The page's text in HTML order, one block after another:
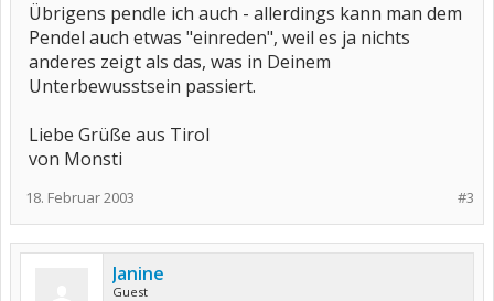
Übrigens pendle ich auch - allerdings kann man dem
Pendel auch etwas "einreden", weil es ja nichts
anderes zeigt als das, was in Deinem
Unterbewusstsein passiert.
Liebe Grüße aus Tirol
von Monsti
#3
18. Februar 2003
Janine
Guest